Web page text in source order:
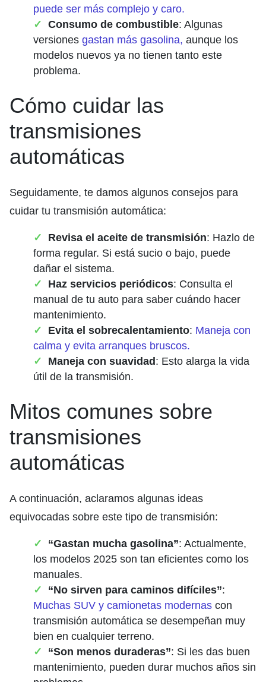
puede ser más complejo y caro.
Consumo de combustible: Algunas
versiones gastan más gasolina, aunque los
modelos nuevos ya no tienen tanto este
problema.
Cómo cuidar las
transmisiones
automáticas
Seguidamente, te damos algunos consejos para
cuidar tu transmisión automática:
Revisa el aceite de transmisión: Hazlo de
forma regular. Si está sucio o bajo, puede
dañar el sistema.
Haz servicios periódicos: Consulta el
manual de tu auto para saber cuándo hacer
mantenimiento.
Evita el sobrecalentamiento: Maneja con
calma y evita arranques bruscos.
Maneja con suavidad: Esto alarga la vida
útil de la transmisión.
Mitos comunes sobre
transmisiones
automáticas
A continuación, aclaramos algunas ideas
equivocadas sobre este tipo de transmisión:
“Gastan mucha gasolina”: Actualmente,
los modelos 2025 son tan eficientes como los
manuales.
“No sirven para caminos difíciles”:
Muchas SUV y camionetas modernas con
transmisión automática se desempeñan muy
bien en cualquier terreno.
“Son menos duraderas”: Si les das buen
mantenimiento, pueden durar muchos años sin